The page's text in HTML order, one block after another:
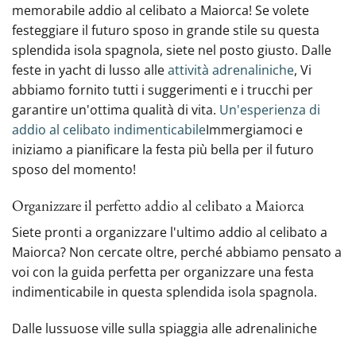
memorabile addio al celibato a Maiorca! Se volete
festeggiare il futuro sposo in grande stile su questa
splendida isola spagnola, siete nel posto giusto. Dalle
feste in yacht di lusso alleattività adrenaliniche, Vi
abbiamo fornito tutti i suggerimenti e i trucchi per
garantire un'ottima qualità di vita. Un'esperienza di
addio al celibato indimenticabileImmergiamoci e
iniziamo a pianificare la festa più bella per il futuro
sposo del momento!
Organizzare il perfetto addio al celibato a Maiorca
Siete pronti a organizzare l'ultimo addio al celibato a
Maiorca? Non cercate oltre,‍ perché abbiamo pensato a
voi‍ con la guida perfetta‍ per organizzare una festa
indimenticabile in questa splendida isola spagnola.
Dalle lussuose ville sulla spiaggia alle adrenaliniche